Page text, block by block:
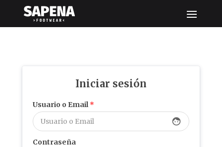
Iniciar sesión
Usuario o Email *
face
Contraseña